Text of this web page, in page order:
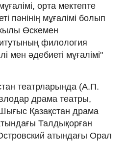
орта мектепте
пәнінің мұғалімі болып
Өскемен
филология
мен әдебиеті мұғалімі"
театрларында (А.П.
драма театры,
Қазақстан драма
Талдықорған
атындағы Орал